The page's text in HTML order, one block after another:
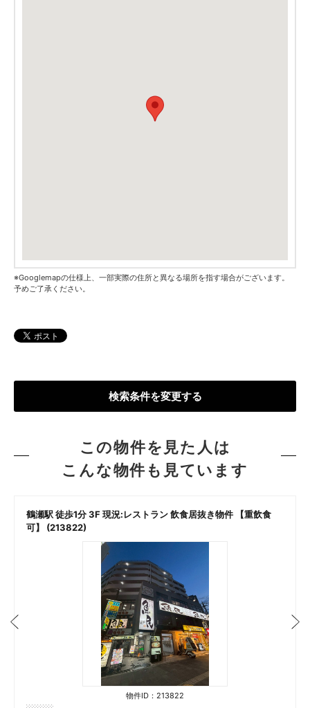
※Googlemapの仕様上、一部実際の住所と異なる場所を指す場合がございます。
予めご了承ください。
検索条件を変更する
この物件を見た人は
こんな物件も見ています
鶴瀬駅 徒歩1分 3F 現況:レストラン 飲食居抜き物件 【重飲食
可】 (213822)
物件ID：213822